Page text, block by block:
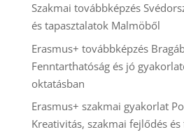
Szakmai továbbképzés
és tapasztalatok Malmöből
Erasmus+ továbbképzés
Fenntarthatóság és jó
oktatásban
Erasmus+ szakmai gyakorlat
Kreativitás, szakmai fejlődés